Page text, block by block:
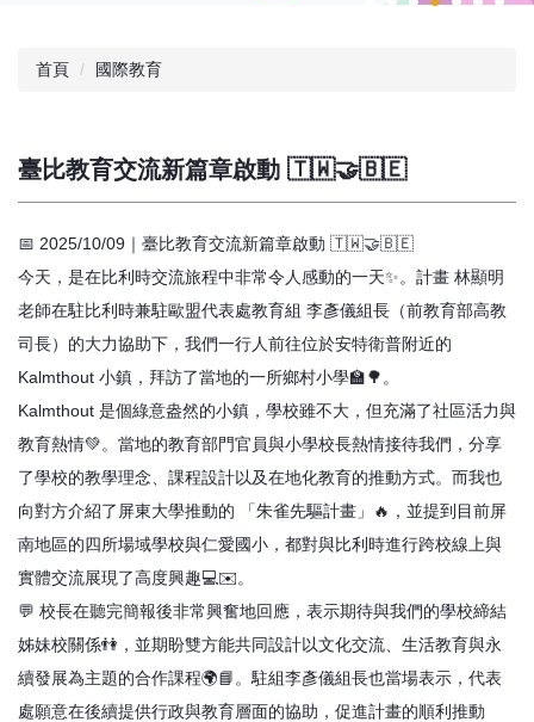
首頁 國際教育
臺比教育交流新篇章啟動 🇹🇼🤝🇧🇪
📅 2025/10/09｜臺比教育交流新篇章啟動 🇹🇼🤝🇧🇪
今天，是在比利時交流旅程中非常令人感動的一天✨。計畫 林顯明
老師在駐比利時兼駐歐盟代表處教育組 李彥儀組長（前教育部高教
司長）的大力協助下，我們一行人前往位於安特衛普附近的
Kalmthout 小鎮，拜訪了當地的一所鄉村小學🏫🌳。
Kalmthout 是個綠意盎然的小鎮，學校雖不大，但充滿了社區活力與
教育熱情💚。當地的教育部門官員與小學校長熱情接待我們，分享
了學校的教學理念、課程設計以及在地化教育的推動方式。而我也
向對方介紹了屏東大學推動的 「朱雀先驅計畫」🔥，並提到目前屏
南地區的四所場域學校與仁愛國小，都對與比利時進行跨校線上與
實體交流展現了高度興趣💻✉️。
💬 校長在聽完簡報後非常興奮地回應，表示期待與我們的學校締結
姊妹校關係👫，並期盼雙方能共同設計以文化交流、生活教育與永
續發展為主題的合作課程🌍📘。駐組李彥儀組長也當場表示，代表
處願意在後續提供行政與教育層面的協助，促進計畫的順利推動